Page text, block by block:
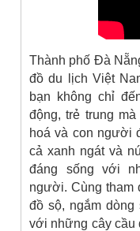
Thành phố Đà
đồ du lịch Việt
bạn không chỉ
động, trẻ trung
hoá và con người
cả xanh ngát và
đáng sống với
người. Cùng tham
đồ sộ, ngắm
với những cây cầu